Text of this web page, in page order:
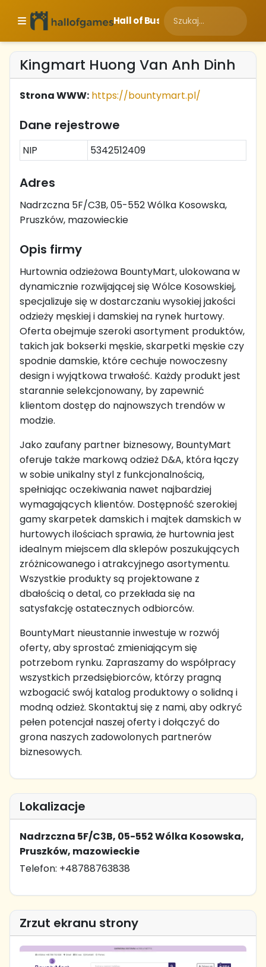
Hall of Business
Kingmart Huong Van Anh Dinh
Strona WWW: https://bountymart.pl/
Dane rejestrowe
NIP 5342512409
Adres
Nadrzczna 5F/C3B, 05-552 Wólka Kosowska,
Pruszków, mazowieckie
Opis firmy
Hurtownia odzieżowa BountyMart, ulokowana w
dynamicznie rozwijającej się Wólce Kosowskiej,
specjalizuje się w dostarczaniu wysokiej jakości
odzieży męskiej i damskiej na rynek hurtowy.
Oferta obejmuje szeroki asortyment produktów,
takich jak bokserki męskie, skarpetki męskie czy
spodnie damskie, które cechuje nowoczesny
design i wyjątkowa trwałość. Każdy produkt jest
starannie selekcjonowany, by zapewnić
klientom dostęp do najnowszych trendów w
modzie.
Jako zaufany partner biznesowy, BountyMart
oferuje także markową odzież D&A, która łączy
w sobie unikalny styl z funkcjonalnością,
spełniając oczekiwania nawet najbardziej
wymagających klientów. Dostępność szerokiej
gamy skarpetek damskich i majtek damskich w
hurtowych ilościach sprawia, że hurtownia jest
idealnym miejscem dla sklepów poszukujących
zróżnicowanego i atrakcyjnego asortymentu.
Wszystkie produkty są projektowane z
dbałością o detal, co przekłada się na
satysfakcję ostatecznych odbiorców.
BountyMart nieustannie inwestuje w rozwój
oferty, aby sprostać zmieniającym się
potrzebom rynku. Zapraszamy do współpracy
wszystkich przedsiębiorców, którzy pragną
wzbogacić swój katalog produktowy o solidną i
modną odzież. Skontaktuj się z nami, aby odkryć
pełen potencjał naszej oferty i dołączyć do
grona naszych zadowolonych partnerów
biznesowych.
Lokalizacje
Nadrzczna 5F/C3B, 05-552 Wólka Kosowska,
Pruszków, mazowieckie
Telefon: +48788763838
Zrzut ekranu strony